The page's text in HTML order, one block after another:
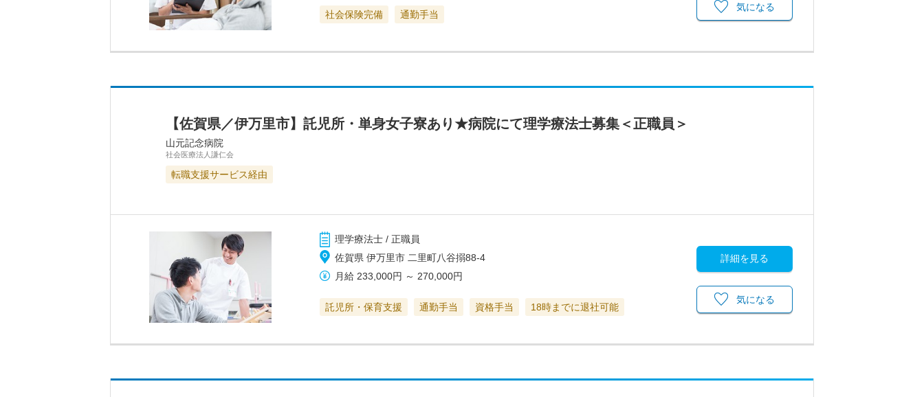
社会保険完備 通勤手当
気になる
【佐賀県／伊万里市】託児所・単身女子寮あり★病院にて理学療法士募集＜正職員＞
山元記念病院
社会医療法人謙仁会
転職支援サービス経由
理学療法士 / 正職員
佐賀県 伊万里市 二里町八谷搦88-4
月給 233,000円 ～ 270,000円
託児所・保育支援 通勤手当 資格手当 18時までに退社可能
詳細を見る
気になる